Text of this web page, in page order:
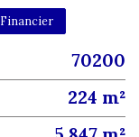
Financier
70200
224 m²